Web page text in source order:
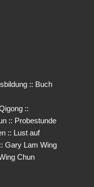
:: Buch
::
:: Probestunde
:: Lust auf
:: Gary Lam Wing
Chun